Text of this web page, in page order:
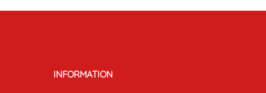
INFORMATION